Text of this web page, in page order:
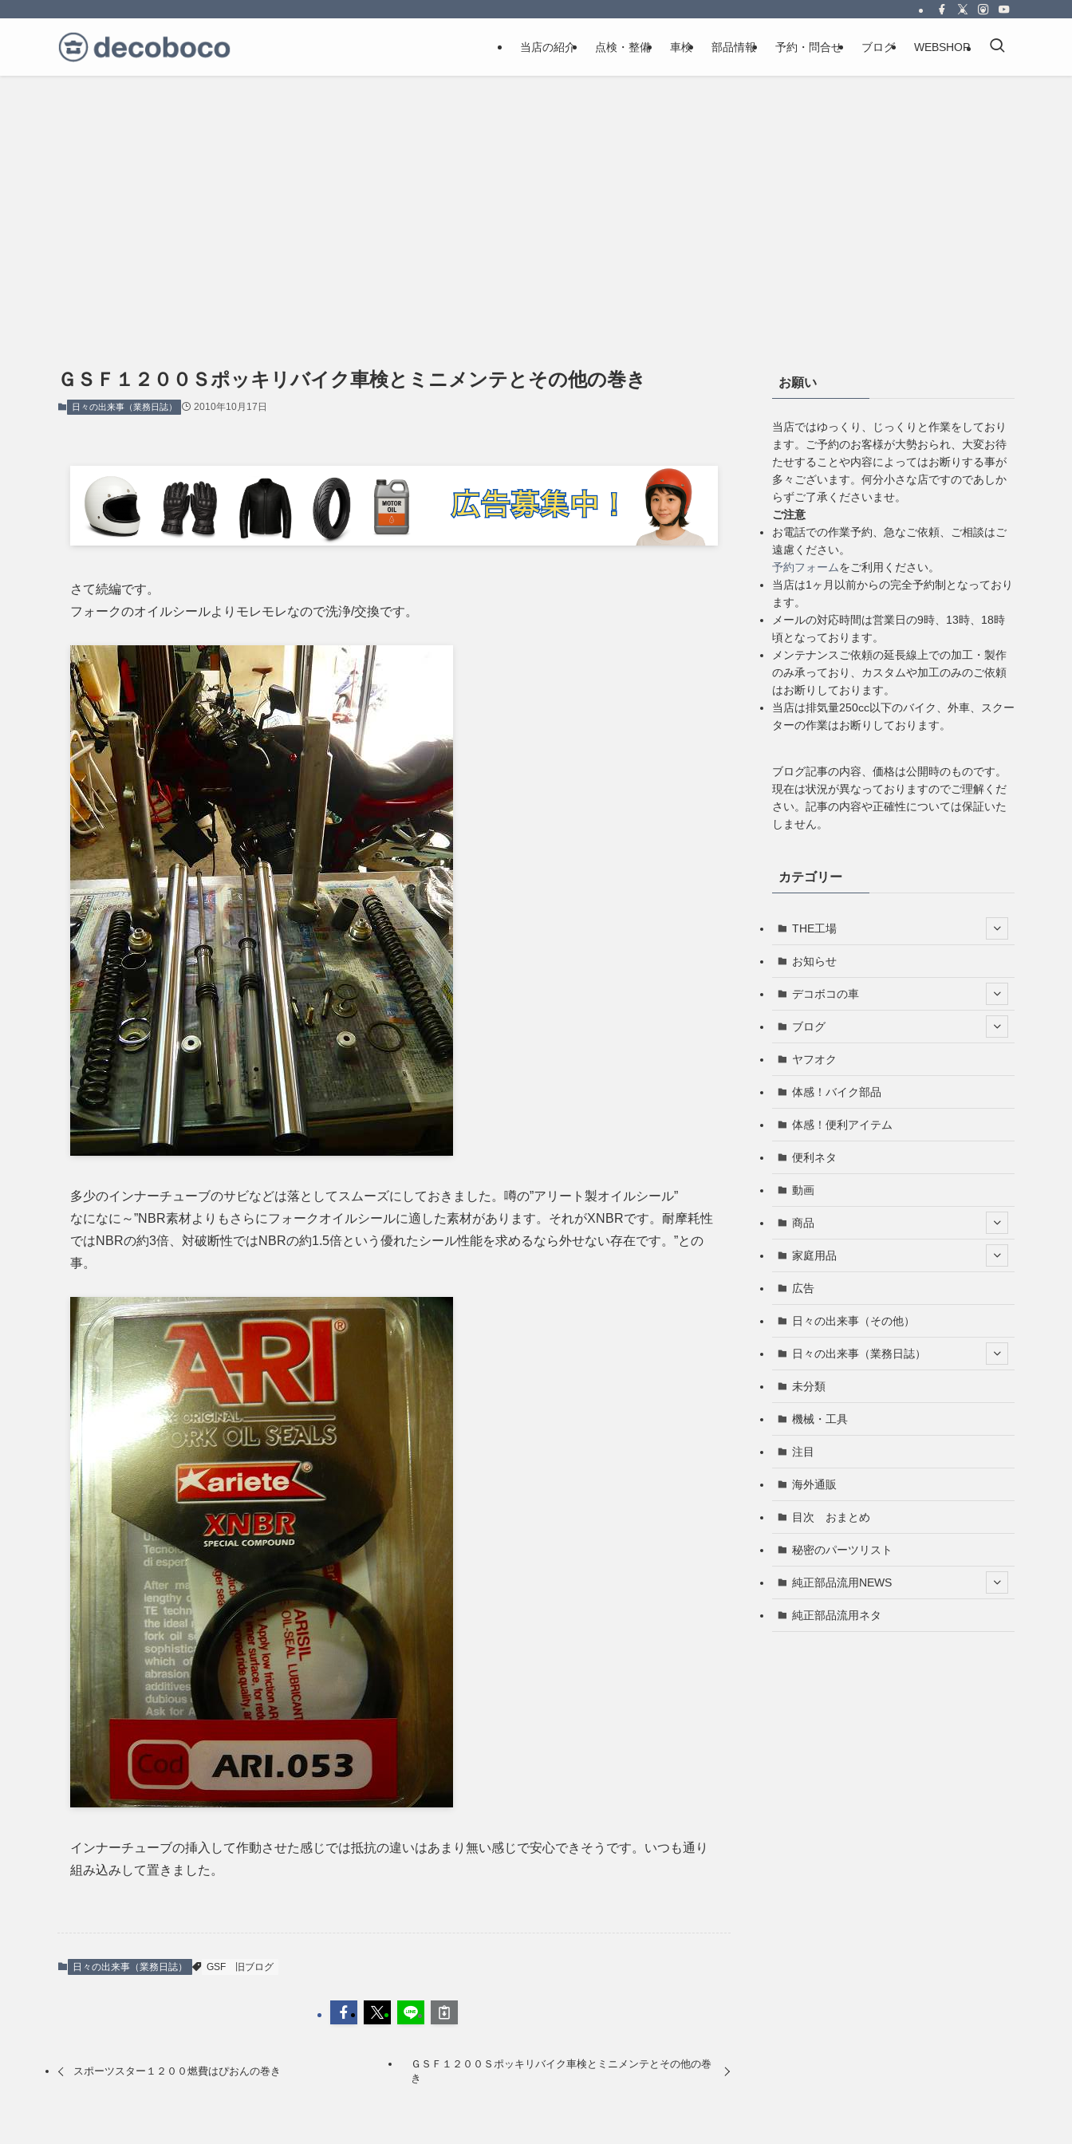
当店の紹介 点検・整備 車検 部品情報 予約・問合せ ブログ WEBSHOP
ＧＳＦ１２００Ｓポッキリバイク車検とミニメンテとその他の巻き
日々の出来事（業務日誌） 2010年10月17日
さて続編です。
フォークのオイルシールよりモレモレなので洗浄/交換です。
多少のインナーチューブのサビなどは落としてスムーズにしておきました。噂の”アリート製オイルシール”
なになに～”NBR素材よりもさらにフォークオイルシールに適した素材があります。それがXNBRです。耐摩耗性
ではNBRの約3倍、対破断性ではNBRの約1.5倍という優れたシール性能を求めるなら外せない存在です。”との
事。
インナーチューブの挿入して作動させた感じでは抵抗の違いはあまり無い感じで安心できそうです。いつも通り
組み込みして置きました。
日々の出来事（業務日誌） GSF 旧ブログ
スポーツスター１２００燃費はぴおんの巻き
ＧＳＦ１２００Ｓポッキリバイク車検とミニメンテとその他の巻
き
お願い
当店ではゆっくり、じっくりと作業をしており
ます。ご予約のお客様が大勢おられ、大変お待
たせすることや内容によってはお断りする事が
多々ございます。何分小さな店ですのであしか
らずご了承くださいませ。
ご注意
お電話での作業予約、急なご依頼、ご相談はご
遠慮ください。
予約フォームをご利用ください。
当店は1ヶ月以前からの完全予約制となっており
ます。
メールの対応時間は営業日の9時、13時、18時
頃となっております。
メンテナンスご依頼の延長線上での加工・製作
のみ承っており、カスタムや加工のみのご依頼
はお断りしております。
当店は排気量250cc以下のバイク、外車、スクー
ターの作業はお断りしております。
ブログ記事の内容、価格は公開時のものです。
現在は状況が異なっておりますのでご理解くだ
さい。記事の内容や正確性については保証いた
しません。
カテゴリー
THE工場
お知らせ
デコボコの車
ブログ
ヤフオク
体感！バイク部品
体感！便利アイテム
便利ネタ
動画
商品
家庭用品
広告
日々の出来事（その他）
日々の出来事（業務日誌）
未分類
機械・工具
注目
海外通販
目次 おまとめ
秘密のパーツリスト
純正部品流用NEWS
純正部品流用ネタ